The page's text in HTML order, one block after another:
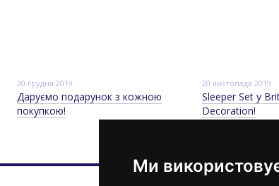
Ми
20 грудня 2019
Даруємо подарунок з кожною
покупкою!
20 листопада 2019
Sleeper Set у
Decoration!